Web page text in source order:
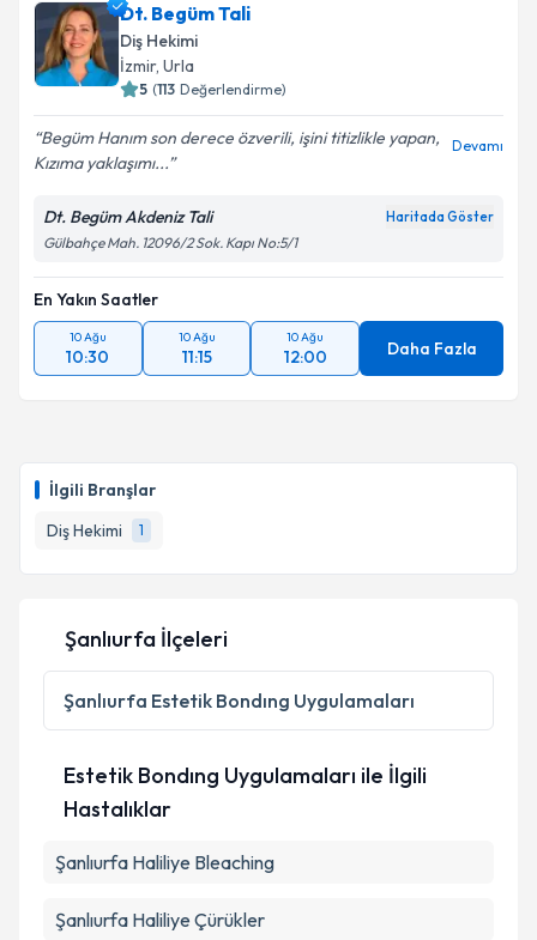
İlgili Branşlar
Diş Hekimi
1
Dt. Begüm Tali
Diş Hekimi
İzmir, Urla
5 (113 Değerlendirme)
Begüm Hanım son derece özverili, işini titizlikle yapan,
Kızıma yaklaşımı...
Devamı
Dt. Begüm Akdeniz Tali Haritada Göster
Gülbahçe Mah. 12096/2 Sok. Kapı No:5/1
En Yakın Saatler
10 Ağu
10:30
10 Ağu
11:15
10 Ağu
12:00 Daha Fazla
Şanlıurfa İlçeleri
Şanlıurfa Estetik Bondıng Uygulamaları
Estetik Bondıng Uygulamaları ile İlgili
Hastalıklar
Şanlıurfa Haliliye Bleaching
Şanlıurfa Haliliye Çürükler